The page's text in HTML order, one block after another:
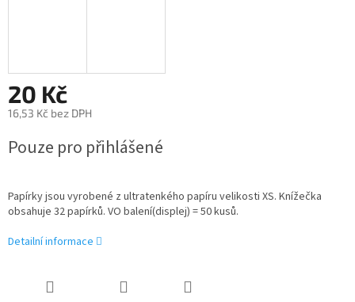
20 Kč
16,53 Kč bez DPH
cena:
Pouze pro přihlášené
Papírky jsou vyrobené z ultratenkého papíru velikosti XS. Knížečka
obsahuje 32 papírků. VO balení(displej) = 50 kusů.
Detailní informace